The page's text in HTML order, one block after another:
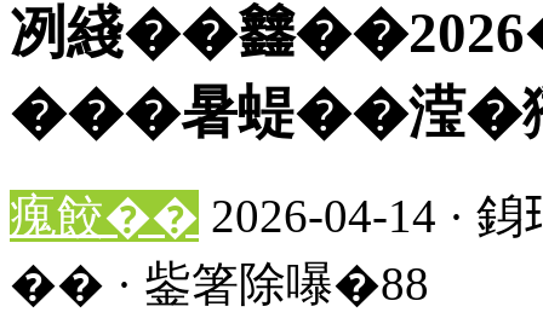
冽綫
���暑蝭��滢�
瘣餃�� 2026-04-14 ·
�� · 鈭箸除嚗�88